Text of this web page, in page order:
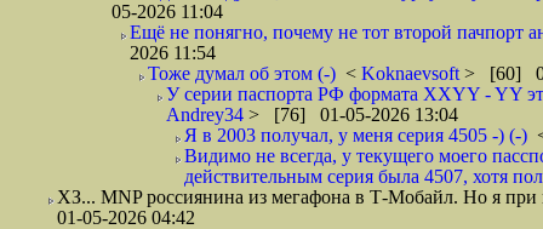
05-2026 11:04
Ещё не понягно, почему не тот второй пачпорт
2026 11:54
Тоже думал об этом (-) < Koknaevsoft > [60]
У серии паспорта РФ формата XXYY - YY
Andrey34 > [76] 01-05-2026 13:04
Я в 2003 получал, у меня серия 4505 -) (-)
Видимо не всегда, у текущего моего
действительным серия была 4507, хотя
ХЗ... MNP россиянина из мегафона в Т-Мобайл. Но я
01-05-2026 04:42